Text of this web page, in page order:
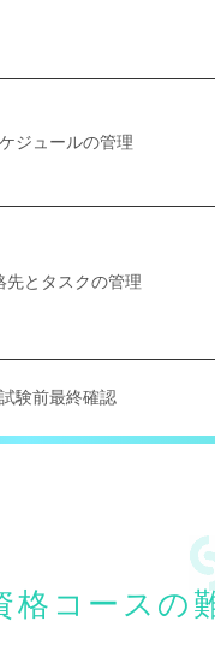
ジュールの管理
先とタスクの管理
試験前最終確認
格コースの